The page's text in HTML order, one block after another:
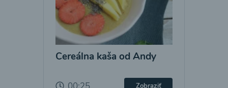
Cereálna kaša od Andy
Zobraziť